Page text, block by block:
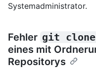
Systemadministrator.
Fehler git
eines mit
Repositorys